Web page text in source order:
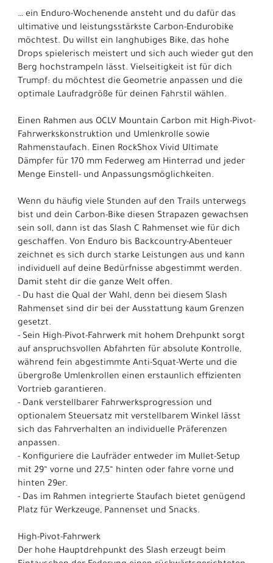
… ein Enduro-Wochenende ansteht und du dafür das
ultimative und leistungsstärkste Carbon-Endurobike
möchtest. Du willst ein langhubiges Bike, das hohe
Drops spielerisch meistert und sich auch wieder gut den
Berg hochstrampeln lässt. Vielseitigkeit ist für dich
Trumpf: du möchtest die Geometrie anpassen und die
optimale Laufradgröße für deinen Fahrstil wählen.
Einen Rahmen aus OCLV Mountain Carbon mit High-Pivot-
Fahrwerkskonstruktion und Umlenkrolle sowie
Rahmenstaufach. Einen RockShox Vivid Ultimate
Dämpfer für 170 mm Federweg am Hinterrad und jeder
Menge Einstell- und Anpassungsmöglichkeiten.
Wenn du häufig viele Stunden auf den Trails unterwegs
bist und dein Carbon-Bike diesen Strapazen gewachsen
sein soll, dann ist das Slash C Rahmenset wie für dich
geschaffen. Von Enduro bis Backcountry-Abenteuer
zeichnet es sich durch starke Leistungen aus und kann
individuell auf deine Bedürfnisse abgestimmt werden.
Damit steht dir die ganze Welt offen.
- Du hast die Qual der Wahl, denn bei diesem Slash
Rahmenset sind dir bei der Ausstattung kaum Grenzen
gesetzt.
- Sein High-Pivot-Fahrwerk mit hohem Drehpunkt sorgt
auf anspruchsvollen Abfahrten für absolute Kontrolle,
während fein abgestimmte Anti-Squat-Werte und die
übergroße Umlenkrollen einen erstaunlich effizienten
Vortrieb garantieren.
- Dank verstellbarer Fahrwerksprogression und
optionalem Steuersatz mit verstellbarem Winkel lässt
sich das Fahrverhalten an individuelle Präferenzen
anpassen.
- Konfiguriere die Laufräder entweder im Mullet-Setup
mit 29“ vorne und 27,5“ hinten oder fahre vorne und
hinten 29er.
- Das im Rahmen integrierte Staufach bietet genügend
Platz für Werkzeuge, Pannenset und Snacks.
High-Pivot-Fahrwerk
Der hohe Hauptdrehpunkt des Slash erzeugt beim